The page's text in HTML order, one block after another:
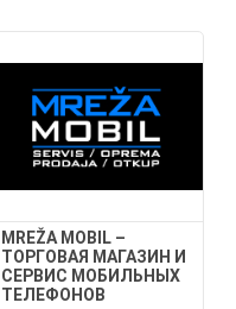
MREŽA MOBIL –
ТОРГОВАЯ МАГАЗИН И
СЕРВИС МОБИЛЬНЫХ
ТЕЛЕФОНОВ